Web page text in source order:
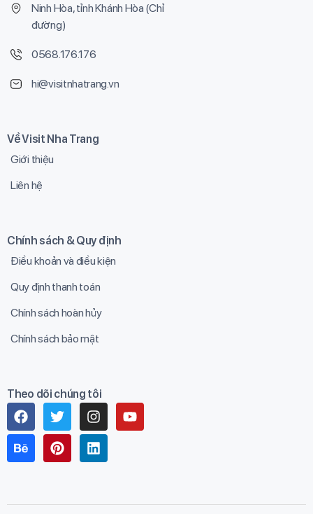
Ninh Hòa, tỉnh Khánh Hòa (Chỉ
đường)
0568.176.176
hi@visitnhatrang.vn
Về Visit Nha Trang
Giới thiệu
Liên hệ
Chính sách & Quy định
Điều khoản và điều kiện
Quy định thanh toán
Chính sách hoàn hủy
Chính sách bảo mật
Theo dõi chúng tôi